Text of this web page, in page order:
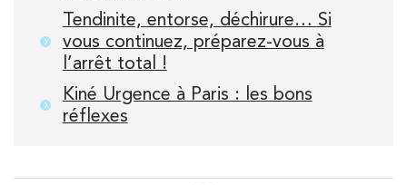
Tendinite, entorse, déchirure… Si
vous continuez, préparez-vous à
l’arrêt total !
Kiné Urgence à Paris : les bons
réflexes